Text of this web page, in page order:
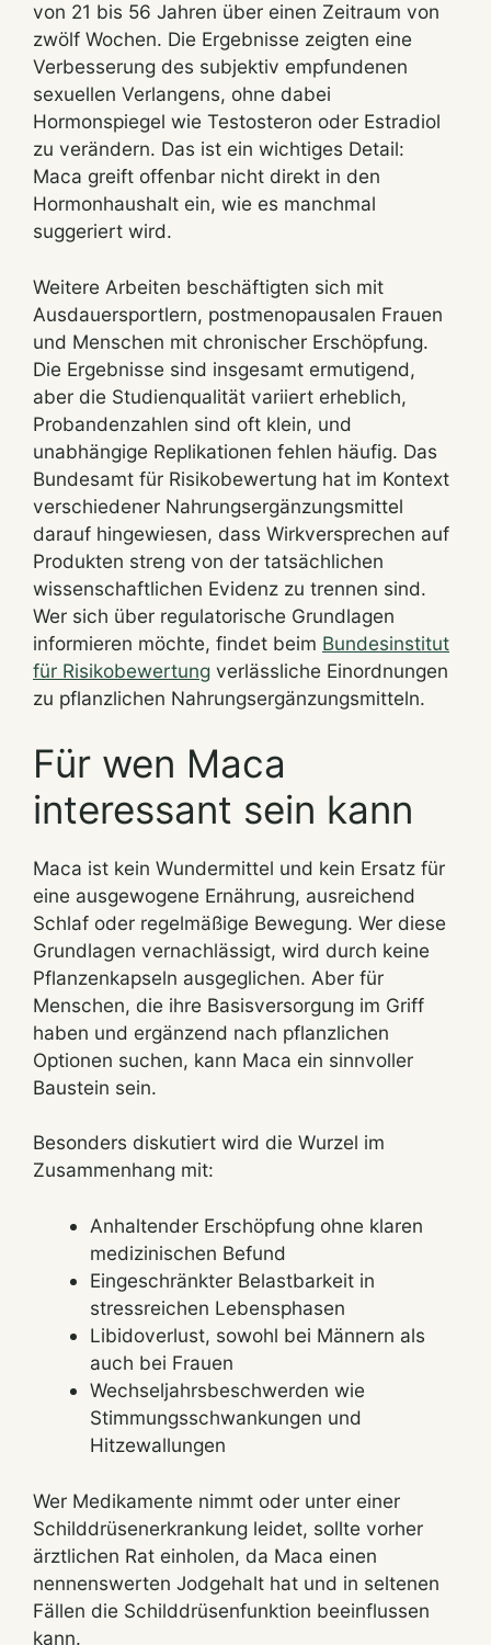
von 21 bis 56 Jahren über einen Zeitraum von
zwölf Wochen. Die Ergebnisse zeigten eine
Verbesserung des subjektiv empfundenen
sexuellen Verlangens, ohne dabei
Hormonspiegel wie Testosteron oder Estradiol
zu verändern. Das ist ein wichtiges Detail:
Maca greift offenbar nicht direkt in den
Hormonhaushalt ein, wie es manchmal
suggeriert wird.
Weitere Arbeiten beschäftigten sich mit
Ausdauersportlern, postmenopausalen Frauen
und Menschen mit chronischer Erschöpfung.
Die Ergebnisse sind insgesamt ermutigend,
aber die Studienqualität variiert erheblich,
Probandenzahlen sind oft klein, und
unabhängige Replikationen fehlen häufig. Das
Bundesamt für Risikobewertung hat im Kontext
verschiedener Nahrungsergänzungsmittel
darauf hingewiesen, dass Wirkversprechen auf
Produkten streng von der tatsächlichen
wissenschaftlichen Evidenz zu trennen sind.
Wer sich über regulatorische Grundlagen
informieren möchte, findet beim Bundesinstitut
für Risikobewertung verlässliche Einordnungen
zu pflanzlichen Nahrungsergänzungsmitteln.
Für wen Maca
interessant sein kann
Maca ist kein Wundermittel und kein Ersatz für
eine ausgewogene Ernährung, ausreichend
Schlaf oder regelmäßige Bewegung. Wer diese
Grundlagen vernachlässigt, wird durch keine
Pflanzenkapseln ausgeglichen. Aber für
Menschen, die ihre Basisversorgung im Griff
haben und ergänzend nach pflanzlichen
Optionen suchen, kann Maca ein sinnvoller
Baustein sein.
Besonders diskutiert wird die Wurzel im
Zusammenhang mit:
Anhaltender Erschöpfung ohne klaren
medizinischen Befund
Eingeschränkter Belastbarkeit in
stressreichen Lebensphasen
Libidoverlust, sowohl bei Männern als
auch bei Frauen
Wechseljahrsbeschwerden wie
Stimmungsschwankungen und
Hitzewallungen
Wer Medikamente nimmt oder unter einer
Schilddrüsenerkrankung leidet, sollte vorher
ärztlichen Rat einholen, da Maca einen
nennenswerten Jodgehalt hat und in seltenen
Fällen die Schilddrüsenfunktion beeinflussen
kann.